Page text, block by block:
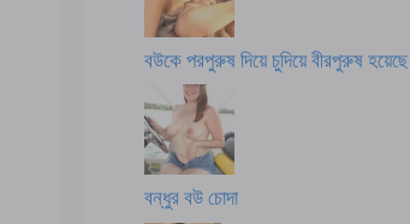
বউকে পরপুরুষ দিয়ে চুদিয়ে বীরপুরুষ হয়েছে
বন্ধুর বউ চোদা